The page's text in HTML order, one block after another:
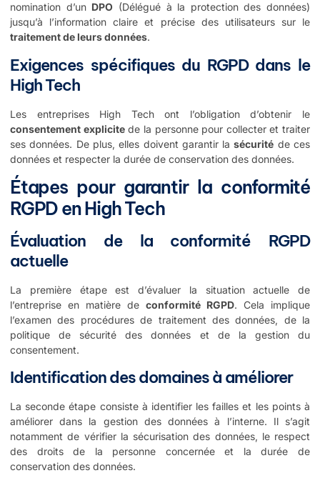
nomination d’un DPO (Délégué à la protection des données)
jusqu’à l’information claire et précise des utilisateurs sur le
traitement de leurs données.
Exigences spécifiques du RGPD dans le
High Tech
Les entreprises High Tech ont l’obligation d’obtenir le
consentement explicitede la personne pour collecter et traiter
ses données. De plus, elles doivent garantir lasécurité de ces
données et respecter la durée de conservation des données.
Étapes pour garantir la conformité
RGPD en High Tech
Évaluation de la conformité RGPD
actuelle
La première étape est d’évaluer la situation actuelle de
l’entreprise en matière de conformité RGPD. Cela implique
l’examen des procédures de traitement des données, de la
politique de sécurité des données et de la gestion du
consentement.
Identification des domaines à améliorer
La seconde étape consiste à identifier les failles et les points à
améliorer dans la gestion des données à l’interne. Il s’agit
notamment de vérifier la sécurisation des données, le respect
des droits de la personne concernée et la durée de
conservation des données.